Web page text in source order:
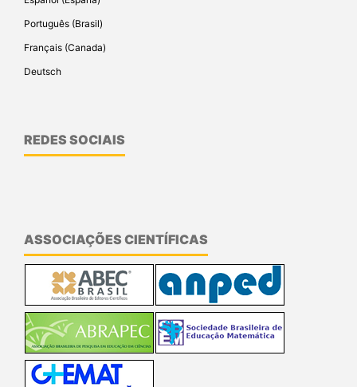
Português (Brasil)
Français (Canada)
Deutsch
REDES SOCIAIS
ASSOCIAÇÕES CIENTÍFICAS